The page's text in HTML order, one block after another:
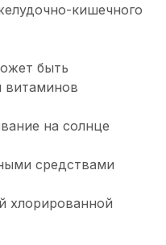
кишечного
быть
витаминов
на солнце
средствами
хлорированной